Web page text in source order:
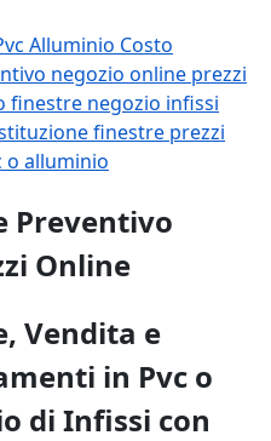
Alluminio Costo
negozio online prezzi
finestre negozio infissi
finestre prezzi
o alluminio
Preventivo
Online
Vendita e
in Pvc o
di Infissi con